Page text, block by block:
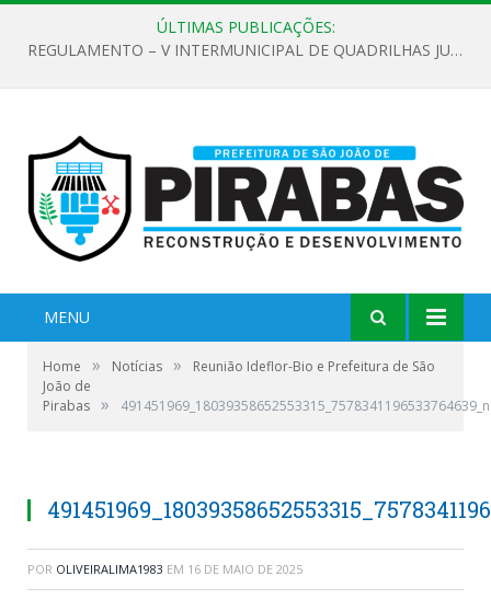
ÚLTIMAS PUBLICAÇÕES:
REGULAMENTO – V INTERMUNICIPAL DE QUADRILHAS JUNINAS 2026
MENU
Home » Notícias »
Reunião Ideflor-Bio e Prefeitura de São
João de
Pirabas » 491451969_18039358652553315_7578341196533764639_n
POR OLIVEIRALIMA1983 EM 16 DE MAIO DE 2025